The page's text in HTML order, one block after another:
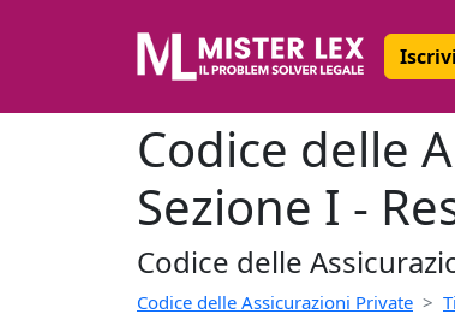
Codice delle
Sezione I -
Codice delle
Codice delle Assicurazioni Private